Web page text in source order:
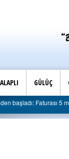
ALAPLI GÜLÜÇ
belediyeye sert